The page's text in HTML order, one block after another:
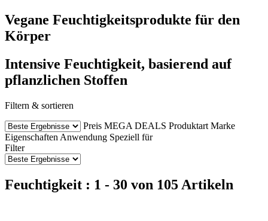
Vegane Feuchtigkeitsprodukte für den
Körper
Intensive Feuchtigkeit, basierend auf
pflanzlichen Stoffen
Filtern & sortieren
Preis MEGA DEALS Produktart Marke
Eigenschaften Anwendung Speziell für
Filter
Feuchtigkeit : 1 - 30 von 105 Artikeln